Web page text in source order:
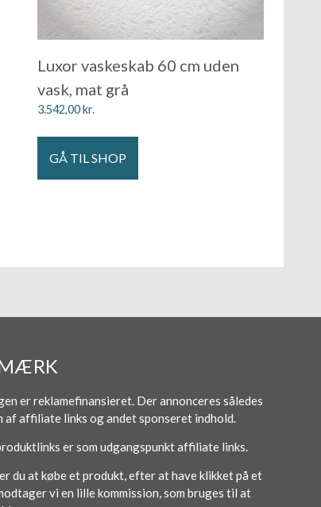
Luxor vaskeskab 60 cm uden
vask, mat grå
3.542,00kr.
GÅ TIL SHOP
er reklamefinansieret. Der annonceres således
af affiliate links og andet sponseret indhold.
er som udgangspunkt affiliate links.
du at købe et produkt, efter at have klikket på et
vi en lille kommission, som bruges til at